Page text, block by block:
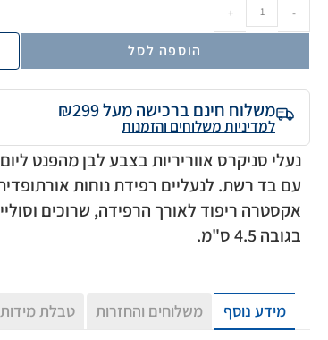
-
+
הוספה לסל
משלוח חינם ברכישה מעל ₪299
למדיניות משלוחים והזמנות
נעלי סניקרס אווריריות בצבע לבן מהפנט
עם בד רשת. לנעליים רפידת נוחות
אקסטרה ריפוד לאורך הרפידה, שרוכים
בגובה 4.5 ס"מ.
מידע נוסף משלוחים והחזרות טבלת מידות